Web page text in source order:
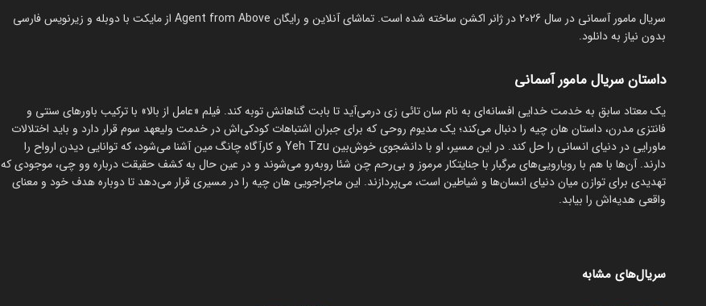
سریال مامور آسمانی در سال 2026 در ژانر اکشن ساخته شده است. تماشای آنلاین و رایگان Agent from Above از مایکت با دوبله و زیرنویس فارسی
بدون نیاز به دانلود.
داستان سریال مامور آسمانی
یک معتاد سابق به خدمت خدایی افسانه‌ای به نام سان تائی زی درمی‌آید تا بابت گناهانش توبه کند. فیلم «عامل از بالا» با ترکیب باورهای سنتی و
فانتزی مدرن، داستان هان چیه را دنبال می‌کند؛ یک مدیوم روحی که برای جبران اشتباهات کودکی‌اش در خدمت ولیعهد سوم قرار دارد و باید اختلالات
ماورایی در دنیای انسانی را حل کند. در این مسیر، او با دانشجوی خوش‌بین Yeh Tzu و کارآگاه چانگ مین آشنا می‌شود، که توانایی دیدن ارواح را
دارند. آن‌ها با هم با رویارویی‌های مرگبار با جنایتکار مرموز و بی‌رحم چن شئا روبه‌رو می‌شوند و در عین حال به کشف حقیقت درباره وو چی، موجودی که
تهدیدی برای توازن میان دنیای انسان‌ها و شیاطین است، می‌پردازند. این ماجراجویی هان چیه را در مسیری قرار می‌دهد تا دوباره هدف خود و معنای
واقعی هدیه‌اش را بیابد.
سریال‌های مشابه